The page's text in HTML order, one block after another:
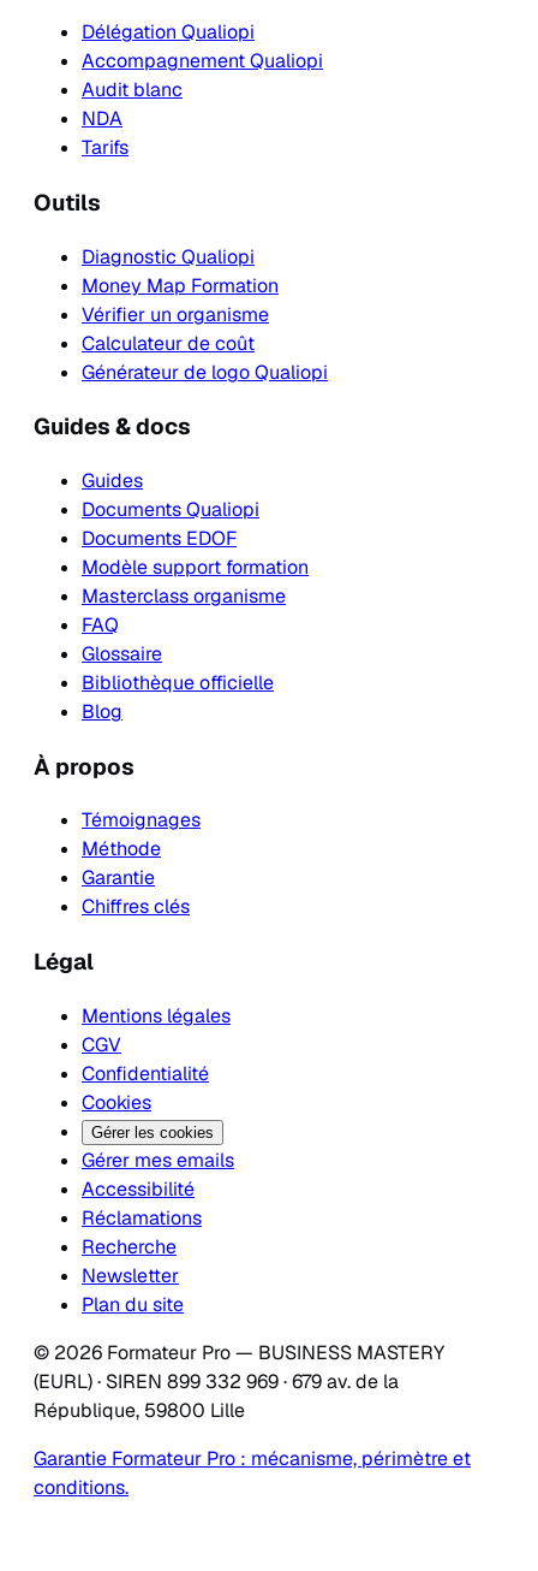
Délégation Qualiopi
Accompagnement Qualiopi
Audit blanc
NDA
Tarifs
Outils
Diagnostic Qualiopi
Money Map Formation
Vérifier un organisme
Calculateur de coût
Générateur de logo Qualiopi
Guides & docs
Guides
Documents Qualiopi
Documents EDOF
Modèle support formation
Masterclass organisme
FAQ
Glossaire
Bibliothèque officielle
Blog
À propos
Témoignages
Méthode
Garantie
Chiffres clés
Légal
Mentions légales
CGV
Confidentialité
Cookies
Gérer les cookies
Gérer mes emails
Accessibilité
Réclamations
Recherche
Newsletter
Plan du site
© 2026 Formateur Pro — BUSINESS MASTERY
(EURL) · SIREN 899 332 969 · 679 av. de la
République, 59800 Lille
Garantie Formateur Pro : mécanisme, périmètre et
conditions.